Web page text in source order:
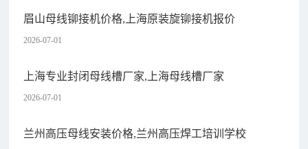
眉山母线铆接机价格,上海原装旋铆接机报价
2026-07-01
上海专业封闭母线槽厂家,上海母线槽厂家
2026-07-01
兰州高压母线安装价格,兰州高压焊工培训学校